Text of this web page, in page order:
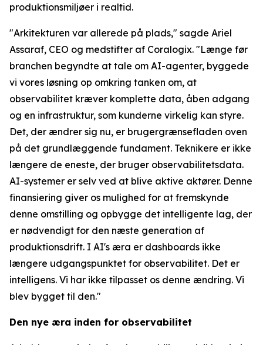
produktionsmiljøer i realtid.
"Arkitekturen var allerede på plads," sagde Ariel
Assaraf, CEO og medstifter af Coralogix. "Længe før
branchen begyndte at tale om AI-agenter, byggede
vi vores løsning op omkring tanken om, at
observabilitet kræver komplette data, åben adgang
og en infrastruktur, som kunderne virkelig kan styre.
Det, der ændrer sig nu, er brugergrænsefladen oven
på det grundlæggende fundament. Teknikere er ikke
længere de eneste, der bruger observabilitetsdata.
AI-systemer er selv ved at blive aktive aktører. Denne
finansiering giver os mulighed for at fremskynde
denne omstilling og opbygge det intelligente lag, der
er nødvendigt for den næste generation af
produktionsdrift. I AI's æra er dashboards ikke
længere udgangspunktet for observabilitet. Det er
intelligens. Vi har ikke tilpasset os denne ændring. Vi
blev bygget til den."
Den nye æra inden for observabilitet